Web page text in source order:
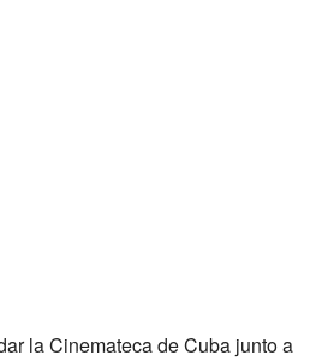
la Cinemateca de Cuba junto a